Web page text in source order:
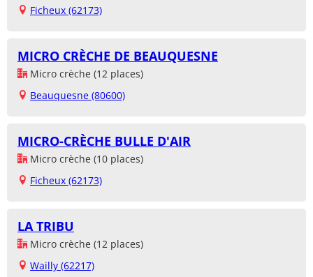
Ficheux (62173)
MICRO CRÈCHE DE BEAUQUESNE
Micro crèche (12 places)
Beauquesne (80600)
MICRO-CRÈCHE BULLE D'AIR
Micro crèche (10 places)
Ficheux (62173)
LA TRIBU
Micro crèche (12 places)
Wailly (62217)